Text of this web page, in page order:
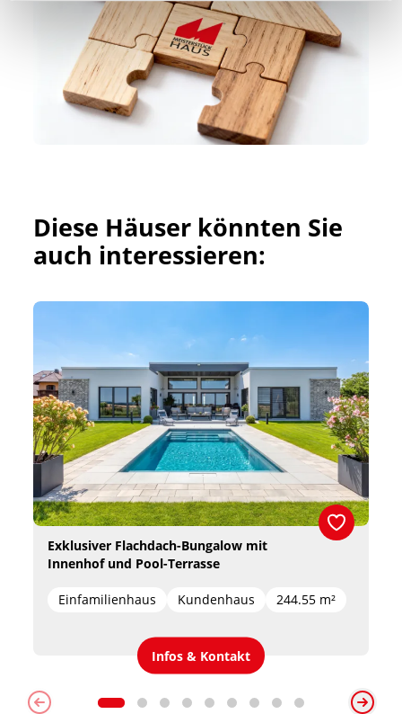
Diese Häuser könnten Sie
auch interessieren:
Exklusiver Flachdach-Bungalow mit
Innenhof und Pool-Terrasse
Einfamilienhaus Kundenhaus 244.55 m²
Infos & Kontakt